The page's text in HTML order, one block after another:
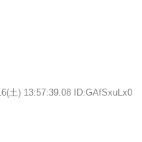
土) 13:57:39.08 ID:GAfSxuLx0